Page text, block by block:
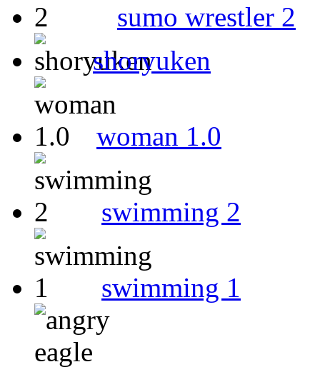
sumo wrestler 2
shoryuken
woman 1.0
swimming 2
swimming 1